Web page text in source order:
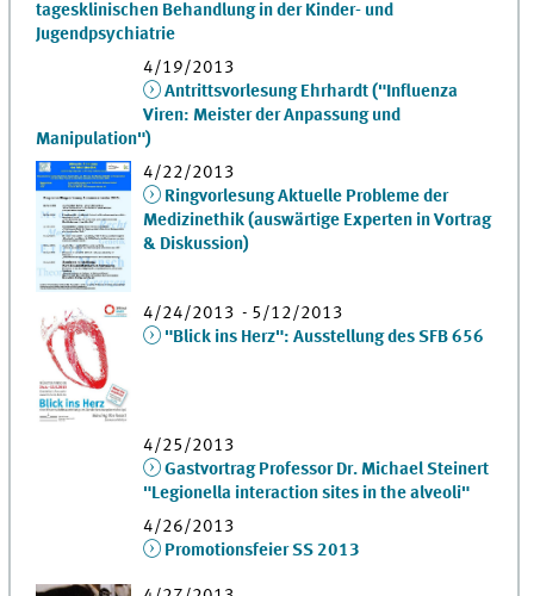
tagesklinischen Behandlung in der Kinder- und
Jugendpsychiatrie
4/19/2013
Antrittsvorlesung Ehrhardt ("Influenza
Viren: Meister der Anpassung und
Manipulation")
4/22/2013
Ringvorlesung Aktuelle Probleme der
Medizinethik (auswärtige Experten in Vortrag
& Diskussion)
4/24/2013 - 5/12/2013
"Blick ins Herz": Ausstellung des SFB 656
4/25/2013
Gastvortrag Professor Dr. Michael Steinert
"Legionella interaction sites in the alveoli"
4/26/2013
Promotionsfeier SS 2013